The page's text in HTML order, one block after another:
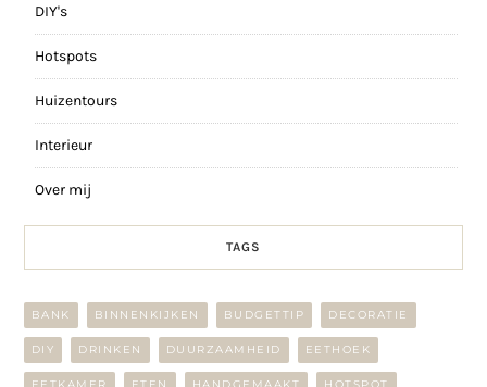
DIY's
Hotspots
Huizentours
Interieur
Over mij
TAGS
BANK BINNENKIJKEN BUDGETTIP DECORATIE
DIY DRINKEN DUURZAAMHEID EETHOEK
EETKAMER ETEN HANDGEMAAKT HOTSPOT